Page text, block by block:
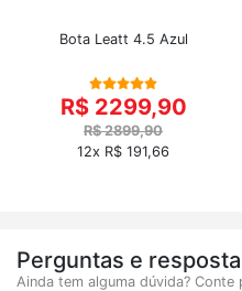
Bota Leatt 4.5 Azul
R$ 2299,90
R$ 2899,90
12x R$ 191,66
Perguntas e
Ainda tem alguma dúvida?